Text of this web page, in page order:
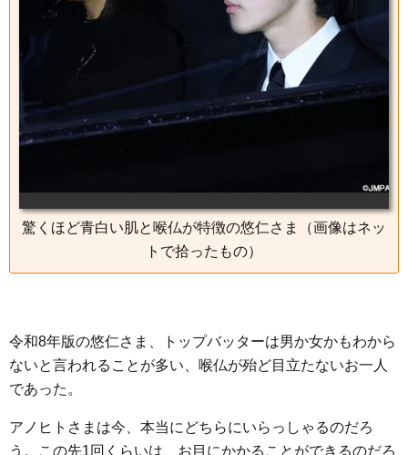
驚くほど青白い肌と喉仏が特徴の悠仁さま（画像はネッ
トで拾ったもの）
令和8年版の悠仁さま、トップバッターは男か女かもわから
ないと言われることが多い、喉仏が殆ど目立たないお一人
であった。
アノヒトさまは今、本当にどちらにいらっしゃるのだろ
う。この先1回くらいは、お目にかかることができるのだろ